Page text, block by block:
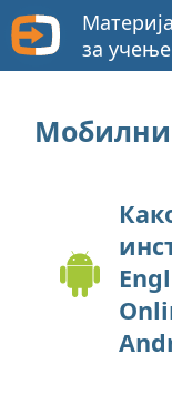
за учење